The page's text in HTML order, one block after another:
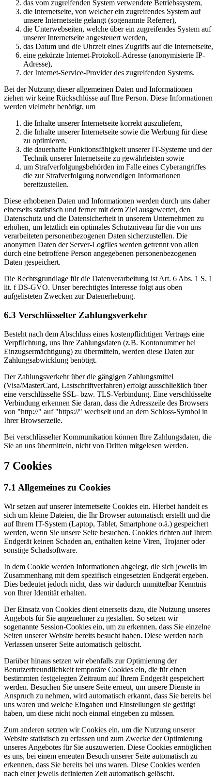
das vom zugreifenden System verwendete Betriebssystem,
die Internetseite, von welcher ein zugreifendes System auf
unsere Internetseite gelangt (sogenannte Referrer),
die Unterwebseiten, welche über ein zugreifendes System auf
unserer Internetseite angesteuert werden,
das Datum und die Uhrzeit eines Zugriffs auf die Internetseite,
eine gekürzte Internet-Protokoll-Adresse (anonymisierte IP-
Adresse),
der Internet-Service-Provider des zugreifenden Systems.
Bei der Nutzung dieser allgemeinen Daten und Informationen
ziehen wir keine Rückschlüsse auf Ihre Person. Diese Informationen
werden vielmehr benötigt, um
die Inhalte unserer Internetseite korrekt auszuliefern,
die Inhalte unserer Internetseite sowie die Werbung für diese
zu optimieren,
die dauerhafte Funktionsfähigkeit unserer IT-Systeme und der
Technik unserer Internetseite zu gewährleisten sowie
um Strafverfolgungsbehörden im Falle eines Cyberangriffes
die zur Strafverfolgung notwendigen Informationen
bereitzustellen.
Diese erhobenen Daten und Informationen werden durch uns daher
einerseits statistisch und ferner mit dem Ziel ausgewertet, den
Datenschutz und die Datensicherheit in unserem Unternehmen zu
erhöhen, um letztlich ein optimales Schutzniveau für die von uns
verarbeiteten personenbezogenen Daten sicherzustellen. Die
anonymen Daten der Server-Logfiles werden getrennt von allen
durch eine betroffene Person angegebenen personenbezogenen
Daten gespeichert.
Die Rechtsgrundlage für die Datenverarbeitung ist Art. 6 Abs. 1 S. 1
lit. f DS-GVO. Unser berechtigtes Interesse folgt aus oben
aufgelisteten Zwecken zur Datenerhebung.
6.3 Verschlüsselter Zahlungsverkehr
Besteht nach dem Abschluss eines kostenpflichtigen Vertrags eine
Verpflichtung, uns Ihre Zahlungsdaten (z.B. Kontonummer bei
Einzugsermächtigung) zu übermitteln, werden diese Daten zur
Zahlungsabwicklung benötigt.
Der Zahlungsverkehr über die gängigen Zahlungsmittel
(Visa/MasterCard, Lastschriftverfahren) erfolgt ausschließlich über
eine verschlüsselte SSL- bzw. TLS-Verbindung. Eine verschlüsselte
Verbindung erkennen Sie daran, dass die Adresszeile des Browsers
von "http://" auf "https://" wechselt und an dem Schloss-Symbol in
Ihrer Browserzeile.
Bei verschlüsselter Kommunikation können Ihre Zahlungsdaten, die
Sie an uns übermitteln, nicht von Dritten mitgelesen werden.
7 Cookies
7.1 Allgemeines zu Cookies
Wir setzen auf unserer Internetseite Cookies ein. Hierbei handelt es
sich um kleine Dateien, die Ihr Browser automatisch erstellt und die
auf Ihrem IT-System (Laptop, Tablet, Smartphone o.ä.) gespeichert
werden, wenn Sie unsere Seite besuchen. Cookies richten auf Ihrem
Endgerät keinen Schaden an, enthalten keine Viren, Trojaner oder
sonstige Schadsoftware.
In dem Cookie werden Informationen abgelegt, die sich jeweils im
Zusammenhang mit dem spezifisch eingesetzten Endgerät ergeben.
Dies bedeutet jedoch nicht, dass wir dadurch unmittelbar Kenntnis
von Ihrer Identität erhalten.
Der Einsatz von Cookies dient einerseits dazu, die Nutzung unseres
Angebots für Sie angenehmer zu gestalten. So setzen wir
sogenannte Session-Cookies ein, um zu erkennen, dass Sie einzelne
Seiten unserer Website bereits besucht haben. Diese werden nach
Verlassen unserer Seite automatisch gelöscht.
Darüber hinaus setzen wir ebenfalls zur Optimierung der
Benutzerfreundlichkeit temporäre Cookies ein, die für einen
bestimmten festgelegten Zeitraum auf Ihrem Endgerät gespeichert
werden. Besuchen Sie unsere Seite erneut, um unsere Dienste in
Anspruch zu nehmen, wird automatisch erkannt, dass Sie bereits bei
uns waren und welche Eingaben und Einstellungen sie getätigt
haben, um diese nicht noch einmal eingeben zu müssen.
Zum anderen setzten wir Cookies ein, um die Nutzung unserer
Website statistisch zu erfassen und zum Zwecke der Optimierung
unseres Angebotes für Sie auszuwerten. Diese Cookies ermöglichen
es uns, bei einem erneuten Besuch unserer Seite automatisch zu
erkennen, dass Sie bereits bei uns waren. Diese Cookies werden
nach einer jeweils definierten Zeit automatisch gelöscht.